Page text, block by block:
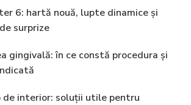
6: hartă nouă, lupte dinamice și
surprize
gingivală: în ce constă procedura și
de interior: soluții utile pentru